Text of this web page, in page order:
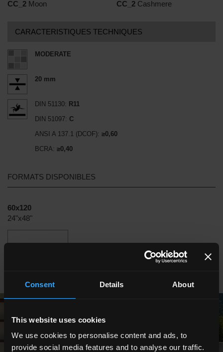
Consent Details About
This website uses cookies
We use cookies to personalise content and ads, to
provide social media features and to analyse our traffic.
CC_2 Moon CC_2 Cashmere
CARACTERISTIQUES TECHNIQUES
MODERATE
20 mm
DIN 51130: R11
DIN 51097: C
ANSI A 137.1 (DCOF): ≥0,60
BCRA: ≥0,40
FORMATS DISPONIBLES
60x120
24"x48"